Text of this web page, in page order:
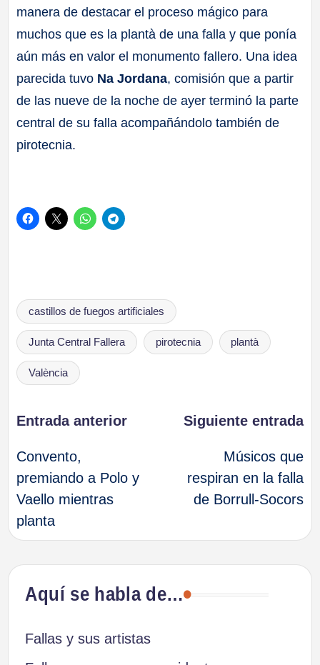
manera de destacar el proceso mágico para
muchos que es la plantà de una falla y que ponía
aún más en valor el monumento fallero. Una idea
parecida tuvo Na Jordana, comisión que a partir
de las nueve de la noche de ayer terminó la parte
central de su falla acompañándolo también de
pirotecnia.
Etiquetas:
castillos de fuegos artificiales
Junta Central Fallera pirotecnia plantà
València
Navegación
de
entradas
Entrada anterior
Convento,
premiando a Polo y
Vaello mientras
planta
Siguiente entrada
Músicos que
respiran en la falla
de Borrull-Socors
Aquí se habla de…
Fallas y sus artistas